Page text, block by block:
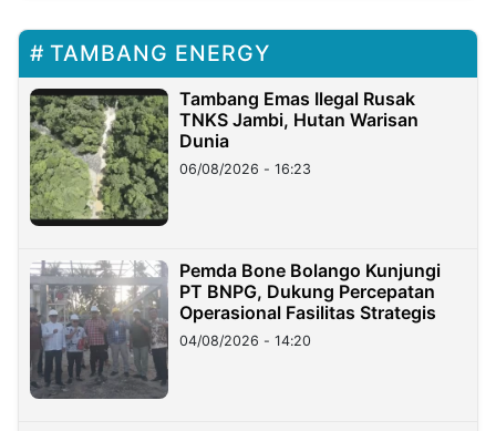
TAMBANG ENERGY
Tambang Emas Ilegal Rusak
TNKS Jambi, Hutan Warisan
Dunia
06/08/2026 - 16:23
Pemda Bone Bolango Kunjungi
PT BNPG, Dukung Percepatan
Operasional Fasilitas Strategis
04/08/2026 - 14:20